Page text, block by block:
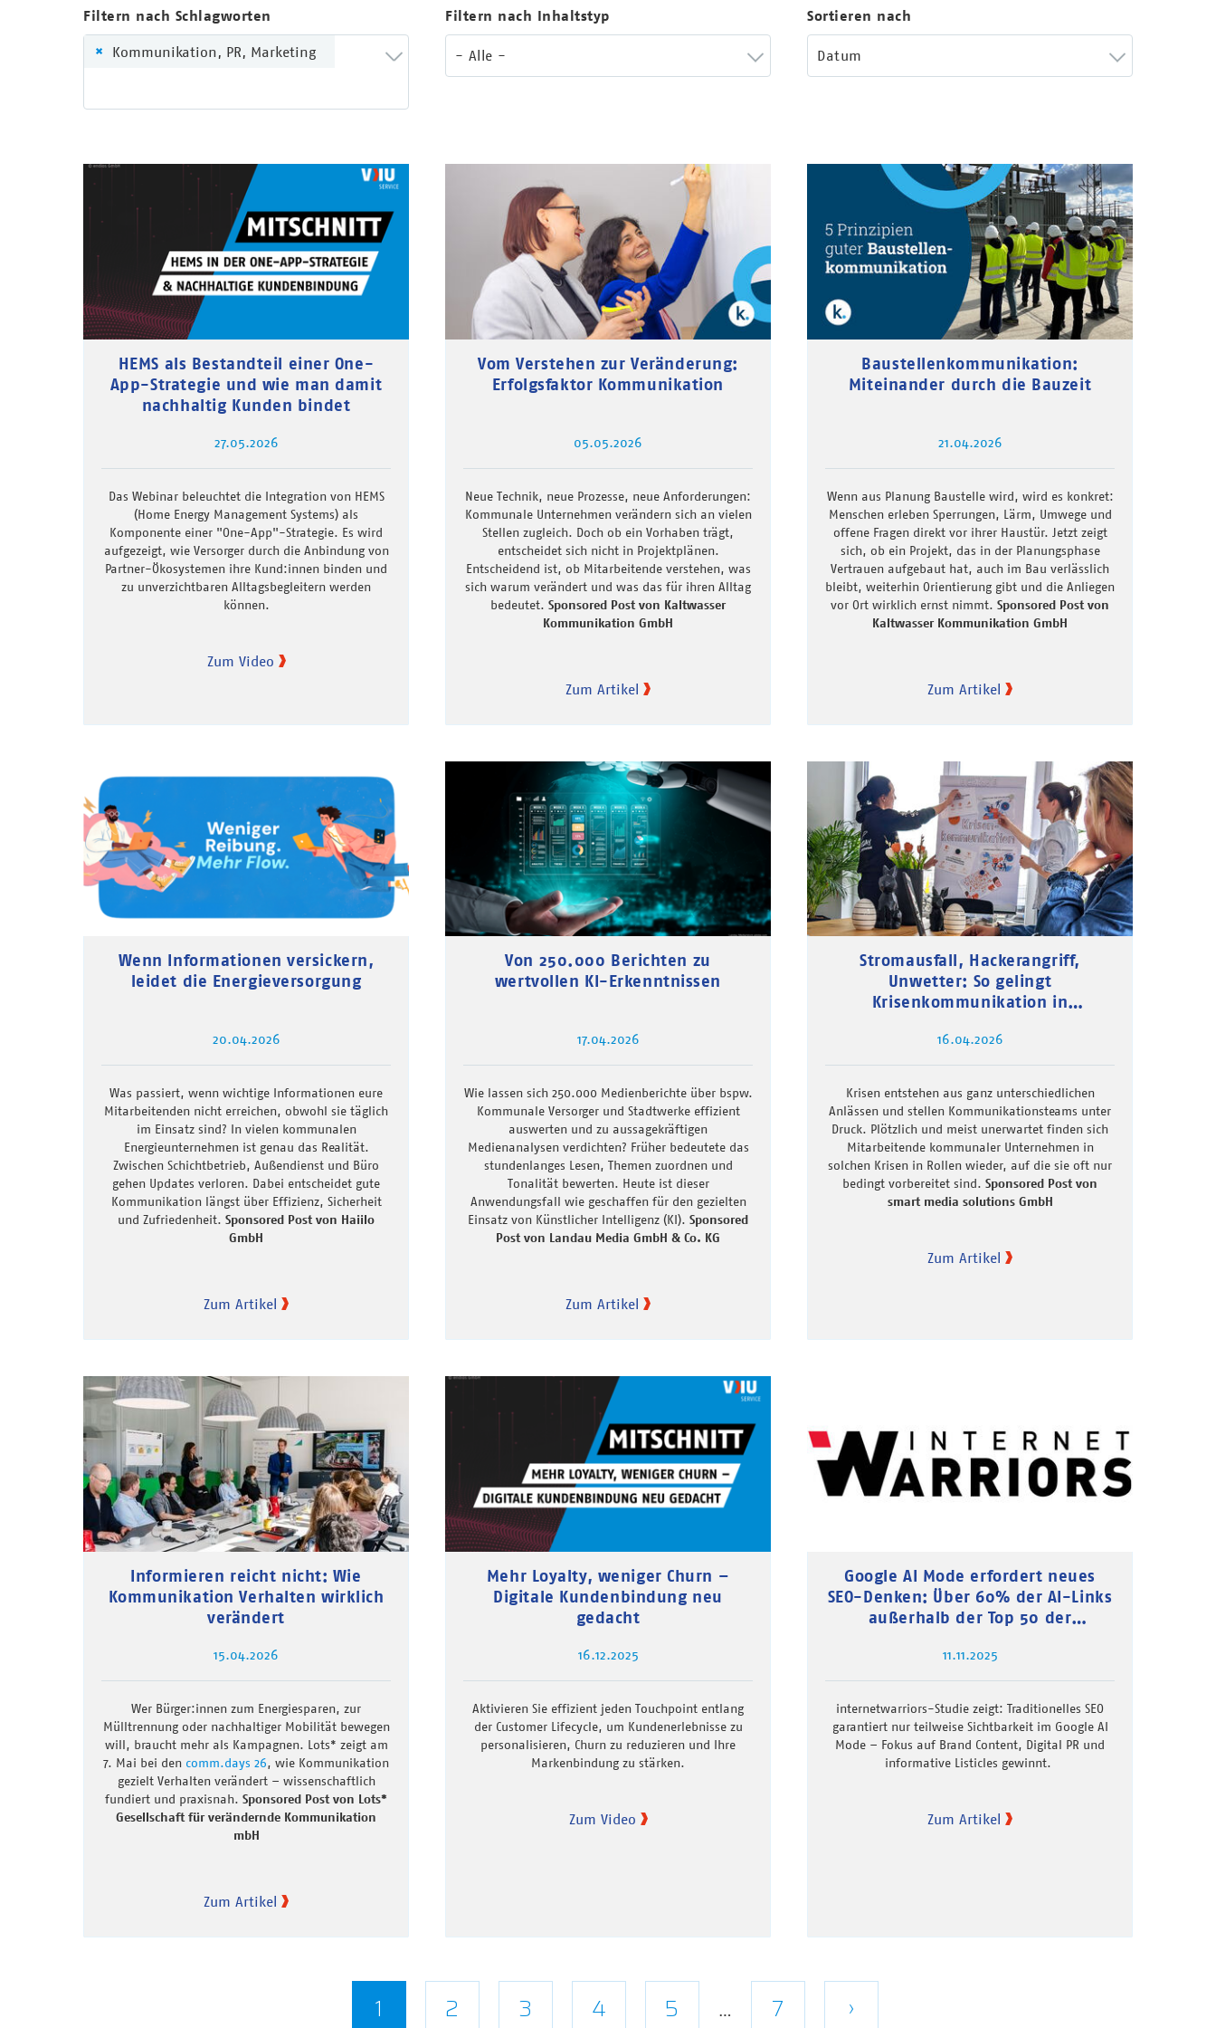
Filtern nach Schlagworten
× Kommunikation, PR, Marketing
Filtern nach Inhaltstyp
- Alle -
Sortieren nach
Datum
HEMS als Bestandteil einer One-
App-Strategie und wie man damit
nachhaltig Kunden bindet
27.05.2026
Das Webinar beleuchtet die Integration von HEMS
(Home Energy Management Systems) als
Komponente einer "One-App"-Strategie. Es wird
aufgezeigt, wie Versorger durch die Anbindung von
Partner-Ökosystemen ihre Kund:innen binden und
zu unverzichtbaren Alltagsbegleitern werden
können.
Zum Video
Vom Verstehen zur Veränderung:
Erfolgsfaktor Kommunikation
05.05.2026
Neue Technik, neue Prozesse, neue Anforderungen:
Kommunale Unternehmen verändern sich an vielen
Stellen zugleich. Doch ob ein Vorhaben trägt,
entscheidet sich nicht in Projektplänen.
Entscheidend ist, ob Mitarbeitende verstehen, was
sich warum verändert und was das für ihren Alltag
bedeutet. Sponsored Post von Kaltwasser
Kommunikation GmbH
Zum Artikel
Baustellenkommunikation:
Miteinander durch die Bauzeit
21.04.2026
Wenn aus Planung Baustelle wird, wird es konkret:
Menschen erleben Sperrungen, Lärm, Umwege und
offene Fragen direkt vor ihrer Haustür. Jetzt zeigt
sich, ob ein Projekt, das in der Planungsphase
Vertrauen aufgebaut hat, auch im Bau verlässlich
bleibt, weiterhin Orientierung gibt und die Anliegen
vor Ort wirklich ernst nimmt. Sponsored Post von
Kaltwasser Kommunikation GmbH
Zum Artikel
Wenn Informationen versickern,
leidet die Energieversorgung
20.04.2026
Was passiert, wenn wichtige Informationen eure
Mitarbeitenden nicht erreichen, obwohl sie täglich
im Einsatz sind? In vielen kommunalen
Energieunternehmen ist genau das Realität.
Zwischen Schichtbetrieb, Außendienst und Büro
gehen Updates verloren. Dabei entscheidet gute
Kommunikation längst über Effizienz, Sicherheit
und Zufriedenheit. Sponsored Post von Haiilo
GmbH
Zum Artikel
Von 250.000 Berichten zu
wertvollen KI-Erkenntnissen
17.04.2026
Wie lassen sich 250.000 Medienberichte über bspw.
Kommunale Versorger und Stadtwerke effizient
auswerten und zu aussagekräftigen
Medienanalysen verdichten? Früher bedeutete das
stundenlanges Lesen, Themen zuordnen und
Tonalität bewerten. Heute ist dieser
Anwendungsfall wie geschaffen für den gezielten
Einsatz von Künstlicher Intelligenz (KI). Sponsored
Post von Landau Media GmbH & Co. KG
Zum Artikel
Stromausfall, Hackerangriff,
Unwetter: So gelingt
Krisenkommunikation in
16.04.2026
Krisen entstehen aus ganz unterschiedlichen
Anlässen und stellen Kommunikationsteams unter
Druck. Plötzlich und meist unerwartet finden sich
Mitarbeitende kommunaler Unternehmen in
solchen Krisen in Rollen wieder, auf die sie oft nur
bedingt vorbereitet sind. Sponsored Post von
smart media solutions GmbH
Zum Artikel
Informieren reicht nicht: Wie
Kommunikation Verhalten wirklich
verändert
15.04.2026
Wer Bürger:innen zum Energiesparen, zur
Mülltrennung oder nachhaltiger Mobilität bewegen
will, braucht mehr als Kampagnen. Lots* zeigt am
7. Mai bei den comm.days 26, wie Kommunikation
gezielt Verhalten verändert – wissenschaftlich
fundiert und praxisnah. Sponsored Post von Lots*
Gesellschaft für verändernde Kommunikation
mbH
Zum Artikel
Mehr Loyalty, weniger Churn –
Digitale Kundenbindung neu
gedacht
16.12.2025
Aktivieren Sie effizient jeden Touchpoint entlang
der Customer Lifecycle, um Kundenerlebnisse zu
personalisieren, Churn zu reduzieren und Ihre
Markenbindung zu stärken.
Zum Video
Google AI Mode erfordert neues
SEO-Denken: Über 60% der AI-Links
außerhalb der Top 50 der
11.11.2025
internetwarriors-Studie zeigt: Traditionelles SEO
garantiert nur teilweise Sichtbarkeit im Google AI
Mode – Fokus auf Brand Content, Digital PR und
informative Listicles gewinnt.
Zum Artikel
Aktuelle
1 Seite
2 Seite
3 Seite
4 Seite
5 …
Letzte
7
Nächste
›